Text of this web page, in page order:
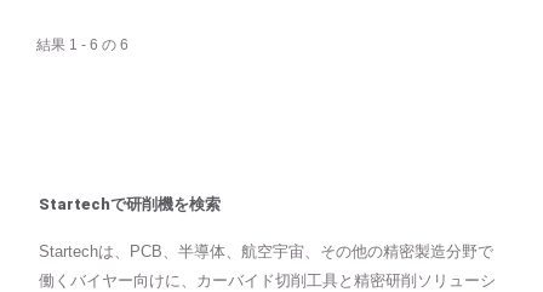
結果 1 - 6 の 6
Startechで研削機を検索
Startechは、PCB、半導体、航空宇宙、その他の精密製造分野で
働くバイヤー向けに、カーバイド切削工具と精密研削ソリューシ